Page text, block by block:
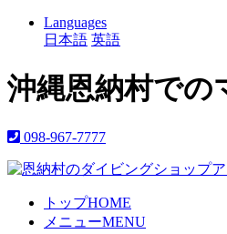
Languages
日本語 英語
沖縄恩納村で
098-967-7777
トップHOME
メニューMENU